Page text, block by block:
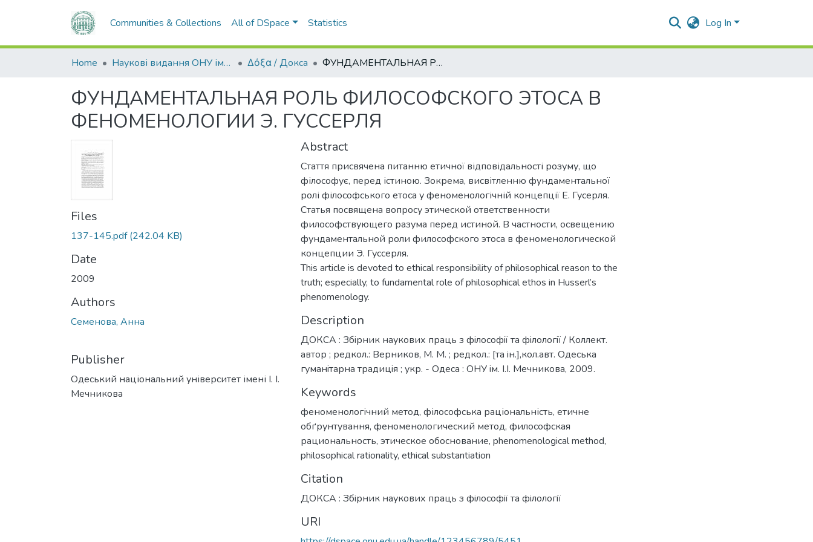
Communities & Collections All of DSpace Statistics Log In
Home Наукові видання ОНУ імені І. І. Мечникова Δόξα / Докса ФУНДАМЕНТАЛЬНАЯ РОЛЬ ФИЛОСОФСКОГО ЭТОСА В ФЕНОМЕНОЛОГИИ Э. ГУССЕРЛЯ
ФУНДАМЕНТАЛЬНАЯ РОЛЬ ФИЛОСОФСКОГО ЭТОСА В
ФЕНОМЕНОЛОГИИ Э. ГУССЕРЛЯ
Files
137-145.pdf(242.04 KB)
Date
2009
Authors
Семенова, Анна
Publisher
Одеський національний університет імені І. І.
Мечникова
Abstract
Стаття присвячена питанню етичної відповідальності розуму, що
філософує, перед істиною. Зокрема, висвітленню фундаментальної
ролі філософського етоса у феноменологічній концепції Е. Гусерля.
Статья посвящена вопросу этической ответственности
философствующего разума перед истиной. В частности, освещению
фундаментальной роли философского этоса в феноменологической
концепции Э. Гуссерля.
This article is devoted to ethical responsibility of philosophical reason to the
truth; especially, to fundamental role of philosophical ethos in Husserl’s
phenomenology.
Description
ДОКСА : Збiрник наукових праць з фiлософiї та фiлологiї / Коллект.
автор ; редкол.: Верников, М. М. ; редкол.: [та iн.],кол.авт. Одеська
гуманiтарна традицiя ; укр. - Одеса : ОНУ iм. I.I. Мечникова, 2009.
Keywords
феноменологічний метод, філософська раціональність, етичне
обґрунтування, феноменологический метод, философская
рациональность, этическое обоснование, phenomenological method,
philosophical rationality, ethical substantiation
Citation
ДОКСА : Збiрник наукових праць з фiлософiї та фiлологiї
URI